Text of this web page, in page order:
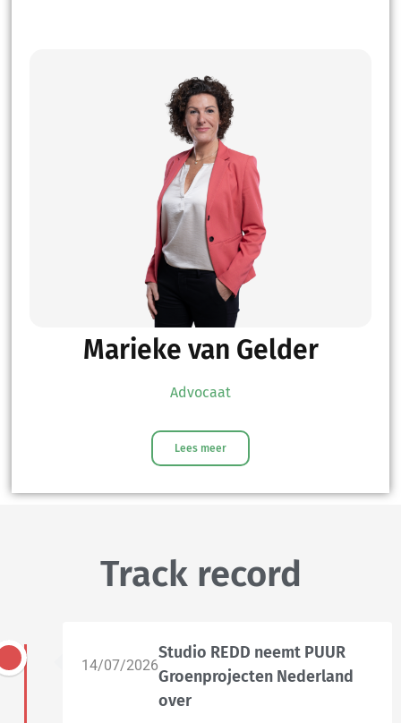
Marieke van Gelder
Advocaat
Lees meer
Track record
14/07/2026
Studio REDD neemt PUUR
Groenprojecten Nederland
over